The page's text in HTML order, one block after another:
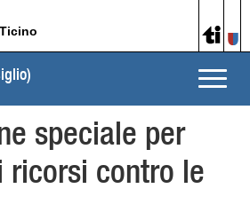
Toggle
speciale per
ricorsi contro le